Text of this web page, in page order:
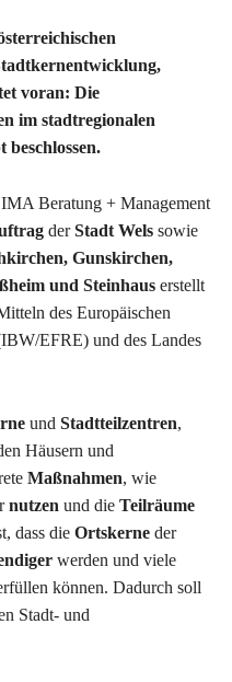
voran: Die
im stadtregionalen
Beratung + Management
derStadt Wels sowie
Gunskirchen,
und Steinhaus erstellt
des Europäischen
EFRE) und des Landes
und Stadtteilzentren,
Häusern und
Maßnahmen, wie
nutzen und die Teilräume
dass die Ortskerne der
werden und viele
können. Dadurch soll
Stadt- und